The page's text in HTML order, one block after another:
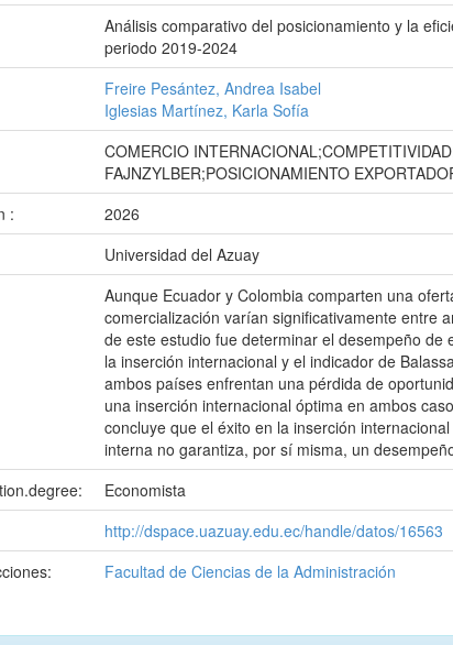
Análisis comparativo del posicionamiento y la
periodo 2019-2024
Freire Pesántez, Andrea Isabel
Iglesias Martínez, Karla Sofía
COMERCIO
FAJNZYLBER;POSICIONAMIENTO
:
2026
Universidad del Azuay
Aunque Ecuador y Colombia comparten una
comercialización varían significativamente entre
de este estudio fue determinar el desempeño
la inserción internacional y el indicador de
ambos países enfrentan una pérdida de
una inserción internacional óptima en ambos
concluye que el éxito en la inserción
interna no garantiza, por sí misma, un
Economista
http://dspace.uazuay.edu.ec/handle/datos/16563
Facultad de Ciencias de la Administración